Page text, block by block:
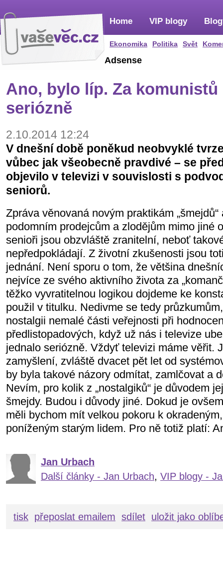
Home
Ekonomika Politika Svět
VIP blogy
Adsense
Ano, bylo líp. Za komunistů
seriózně
2.10.2014 12:24
V dnešní době poněkud neobvyklé
vůbec jak všeobecně pravdivé – se
objevilo v televizi v souvislosti s
seniorů.
Zpráva věnovaná novým praktikám
podomním prodejcům a zlodějům mimo jiné
senioři jsou obzvláště zranitelní, neboť
nepředpokládají. Z životní zkušenosti jsou
jednání. Není sporu o tom, že většina
nejvíce ze svého aktivního života za
těžko vyvratitelnou logikou dojdeme ke
použil v titulku. Nedivme se tedy
nostalgii nemalé části veřejnosti při
předlistopadových, když už nás i televize
jednalo seriózně. Vždyť televizi máme věřit.
zamyšlení, zvláště dvacet pět let od
by byla takové názory odmítat, zamlčovat a
Nevím, pro kolik z „nostalgiků“ je důvodem
šmejdy. Budou i důvody jiné. Dokud je
měli bychom mít velkou pokoru k
poníženým starým lidem. Pro ně totiž platí:
Jan Urbach
Další články - Jan Urbach, VIP blogy -
tisk přeposlat emailem sdílet uložit jako